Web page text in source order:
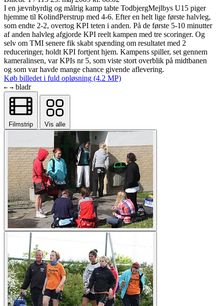
I en jævnbyrdig og målrig kamp tabte TodbjergMejlbys U15 piger
hjemme til KolindPerstrup med 4-6. Efter en helt lige første halvleg,
som endte 2-2, overtog KPI teten i anden. På de første 5-10 minutter
af anden halvleg afgjorde KPI reelt kampen med tre scoringer. Og
selv om TMI senere fik skabt spænding om resultatet med 2
reduceringer, holdt KPI fortjent hjem. Kampens spiller, set gennem
kameralinsen, var KPIs nr 5, som viste stort overblik på midtbanen
og som var havde mange chance givende aflevering.
Køb billedet i fuld opløsning (4.2 MP)
← → bladr
Filmstrip Vis alle